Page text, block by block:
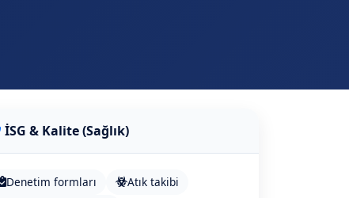
İSG & Kalite (Sağlık)
Denetim formları
Atık takibi